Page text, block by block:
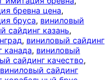
бревна цена,
бруса, виниловый
сайдинг казань,
, виниловый сайдинг
канада, виниловый
сайдинг качество,
виниловый сайдинг